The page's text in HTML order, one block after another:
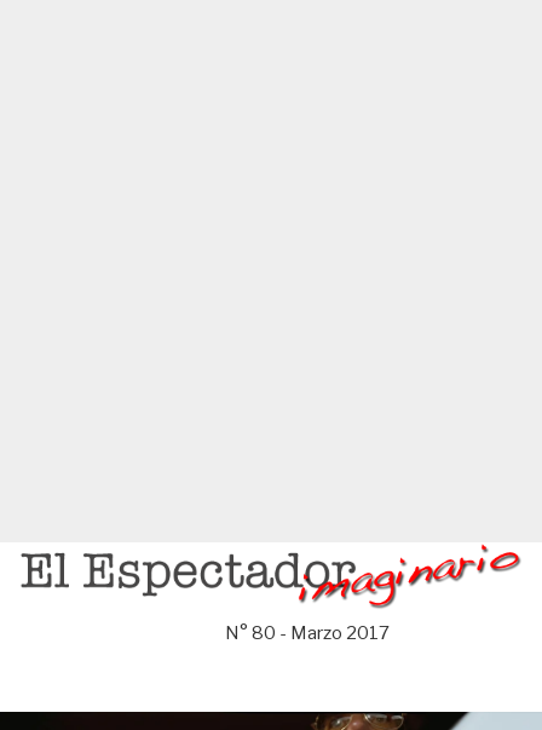
Saltar
N° 80 - Marzo 2017